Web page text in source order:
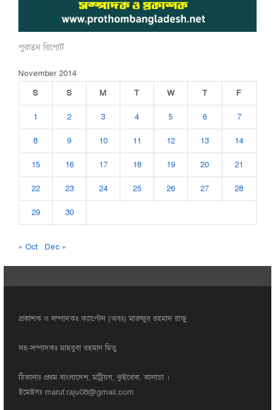
পুরাতন রিপোর্ট
November 2014
S
S M T W T F
1 2 3 4 5 6 7
8 9 10 11 12 13 14
15 16 17 18 19 20 21
22 23 24 25 26 27 28
29 30
« Oct Dec »
প্রকাশক ও সম্পাদকঃ ক্যাপ্টেন (অবঃ) মারুফুর রহমান রাজু
সহ-সম্পাদকঃ মাহবুবা রহমান মিতু
ঠিকানাঃ প্রথম বাংলাদেশ, মট্রিয়ল, কুইবেক, কানাডা ।
ইমেইলঃ maruf.raju08@gmail.com